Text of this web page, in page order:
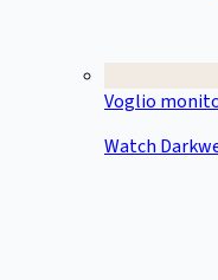
Voglio
Watch